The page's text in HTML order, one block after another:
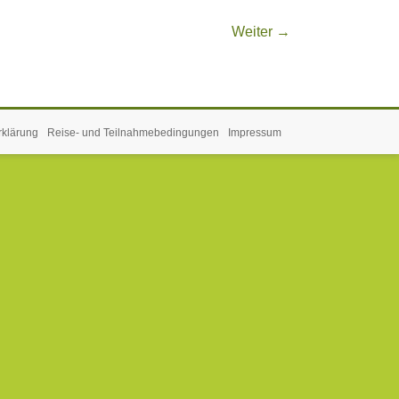
Weiter →
Reise- und Teilnahmebedingungen Impressum